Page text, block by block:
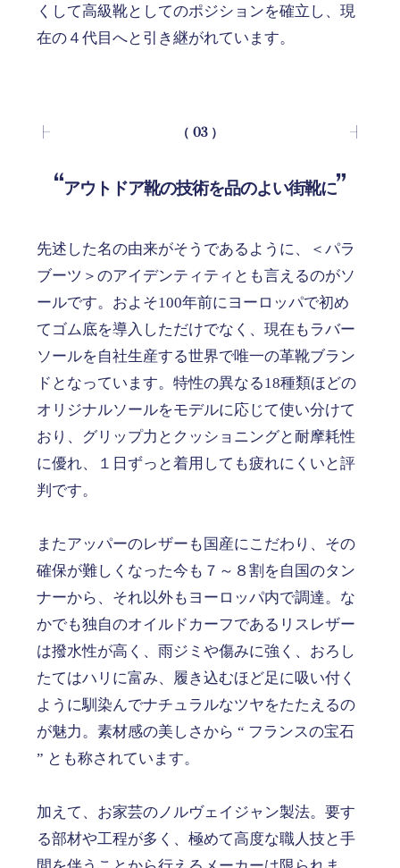
くして高級靴としてのポジションを確立し、現
在の４代目へと引き継がれています。
（ 03 ）
アウトドア靴の技術を品のよい街靴に
先述した名の由来がそうであるように、＜パラ
ブーツ＞のアイデンティティとも言えるのがソ
ールです。およそ100年前にヨーロッパで初め
てゴム底を導入しただけでなく、現在もラバー
ソールを自社生産する世界で唯一の革靴ブラン
ドとなっています。特性の異なる18種類ほどの
オリジナルソールをモデルに応じて使い分けて
おり、グリップ力とクッショニングと耐摩耗性
に優れ、１日ずっと着用しても疲れにくいと評
判です。
またアッパーのレザーも国産にこだわり、その
確保が難しくなった今も７～８割を自国のタン
ナーから、それ以外もヨーロッパ内で調達。な
かでも独自のオイルドカーフであるリスレザー
は撥水性が高く、雨ジミや傷みに強く、おろし
たてはハリに富み、履き込むほど足に吸い付く
ように馴染んでナチュラルなツヤをたたえるの
が魅力。素材感の美しさから “ フランスの宝石
” とも称されています。
加えて、お家芸のノルヴェイジャン製法。要す
る部材や工程が多く、極めて高度な職人技と手